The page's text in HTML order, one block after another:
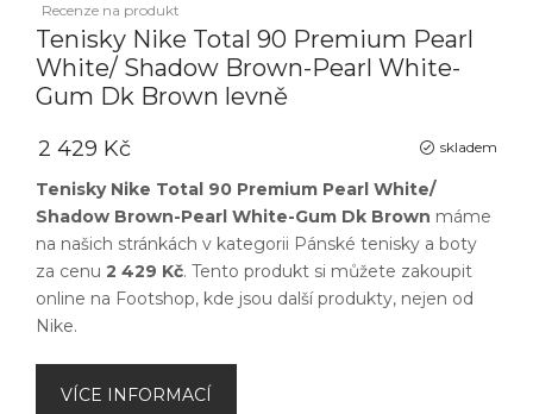
Recenze na produkt
Tenisky Nike Total 90 Premium Pearl
White/ Shadow Brown-Pearl White-
Gum Dk Brown levně
skladem
2 429 Kč
Tenisky Nike Total 90 Premium Pearl White/
Shadow Brown-Pearl White-Gum Dk Brown máme
na našich stránkách v kategorii Pánské tenisky a boty
za cenu 2 429 Kč. Tento produkt si můžete zakoupit
online na Footshop, kde jsou další produkty, nejen od
Nike.
VÍCE INFORMACÍ